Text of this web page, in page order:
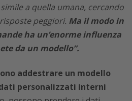
a quella umana, cercando
peggiori. Ma il modo in
ha un’enorme influenza
da un modello”.
addestrare un modello
personalizzati interni